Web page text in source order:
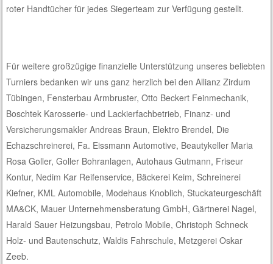
roter Handtücher für jedes Siegerteam zur Verfügung gestellt.
Für weitere großzügige finanzielle Unterstützung unseres beliebten
Turniers bedanken wir uns ganz herzlich bei den Allianz Zirdum
Tübingen, Fensterbau Armbruster, Otto Beckert Feinmechanik,
Boschtek Karosserie- und Lackierfachbetrieb, Finanz- und
Versicherungsmakler Andreas Braun, Elektro Brendel, Die
Echazschreinerei, Fa. Eissmann Automotive, Beautykeller Maria
Rosa Goller, Goller Bohranlagen, Autohaus Gutmann, Friseur
Kontur, Nedim Kar Reifenservice, Bäckerei Keim, Schreinerei
Kiefner, KML Automobile, Modehaus Knoblich, Stuckateurgeschäft
MA&CK, Mauer Unternehmensberatung GmbH, Gärtnerei Nagel,
Harald Sauer Heizungsbau, Petrolo Mobile, Christoph Schneck
Holz- und Bautenschutz, Waldis Fahrschule, Metzgerei Oskar
Zeeb.